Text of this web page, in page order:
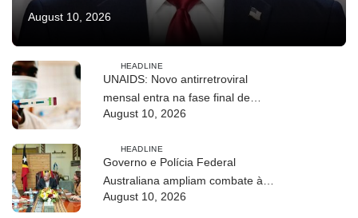
August 10, 2026
HEADLINE
UNAIDS: Novo antirretroviral
mensal entra na fase final de
ensaios clínicos
August 10, 2026
HEADLINE
Governo e Polícia Federal
Australiana ampliam combate à
exploração infantil online
August 10, 2026